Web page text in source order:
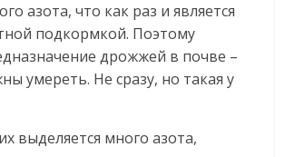
азота, что как раз и является
подкормкой. Поэтому
дрожжей в почве –
умереть. Не сразу, но такая у
выделяется много азота,